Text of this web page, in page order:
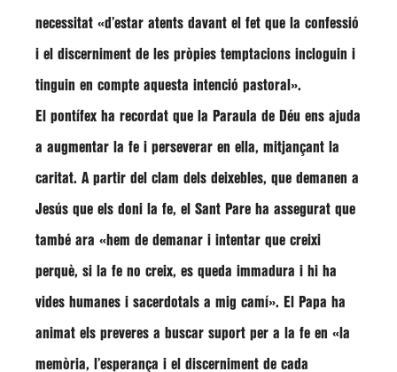
necessitat «d’estar atents davant el fet que la confessió
i el discerniment de les pròpies temptacions incloguin i
tinguin en compte aquesta intenció pastoral».
El pontífex ha recordat que la Paraula de Déu ens ajuda
a augmentar la fe i perseverar en ella, mitjançant la
caritat. A partir del clam dels deixebles, que demanen a
Jesús que els doni la fe, el Sant Pare ha assegurat que
també ara «hem de demanar i intentar que creixi
perquè, si la fe no creix, es queda immadura i hi ha
vides humanes i sacerdotals a mig camí». El Papa ha
animat els preveres a buscar suport per a la fe en «la
memòria, l’esperança i el discerniment de cada